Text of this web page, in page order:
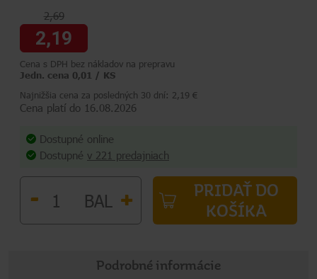
2,69
2,19
Cena s DPH bez nákladov na prepravu
Jedn. cena 0,01 / KS
Najnižšia cena za posledných 30 dní: 2,19 €
Cena platí do 16.08.2026
Dostupné online
Dostupné v 221 predajniach
- BAL +
PRIDAŤ DO
KOŠÍKA
Podrobné informácie